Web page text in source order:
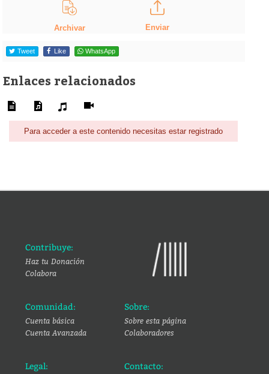
Archivar Enviar
Tweet Like WhatsApp
Enlaces relacionados
Para acceder a este contenido necesitas estar registrado
Contribuye:
Haz tu Donación
Colabora
Comunidad:
Cuenta básica
Cuenta Avanzada
Sobre:
Sobre esta página
Colaboradores
Legal: Contacto: